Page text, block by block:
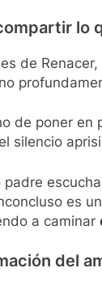
lo
de
de poner
silencio
es
a caminar
del